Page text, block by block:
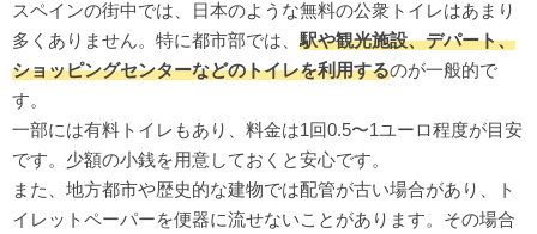
スペインの街中では、日本のような無料の公衆トイレはあまり
多くありません。特に都市部では、 駅や観光施設、デパート、
ショッピングセンターなどのトイレを利用するのが一般的で
す。
一部には有料トイレもあり、料金は1回0.5〜1ユーロ程度が目安
です。少額の小銭を用意しておくと安心です。
また、地方都市や歴史的な建物では配管が古い場合があり、ト
イレットペーパーを便器に流せないことがあります。その場合